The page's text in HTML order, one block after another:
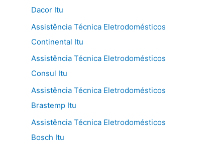
Dacor Itu
Assistência Técnica Eletrodomésticos
Continental Itu
Assistência Técnica Eletrodomésticos
Consul Itu
Assistência Técnica Eletrodomésticos
Brastemp Itu
Assistência Técnica Eletrodomésticos
Bosch Itu